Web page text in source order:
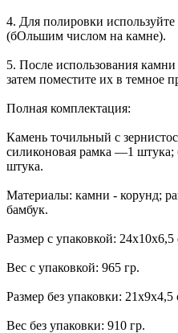
4. Для полировки
(бОльшим числом на камне).
5. После использования камни
затем поместите их в темное
Полная комплектация:
Камень точильный с
силиконовая рамка —1 штука;
штука.
Материалы: камни - корунд;
бамбук.
Размер с упаковкой: 24х10х6,5
Вес с упаковкой: 965 гр.
Размер без упаковки: 21х9х4,5
Вес без упаковки: 910 гр.